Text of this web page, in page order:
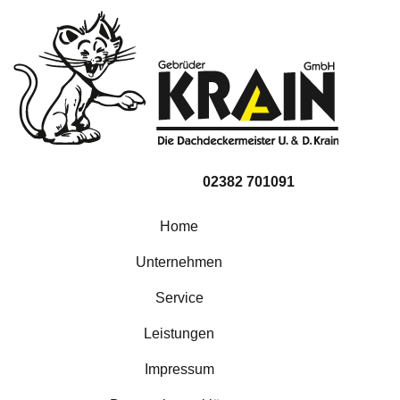
02382 701091
Home
Unternehmen
Service
Leistungen
Impressum